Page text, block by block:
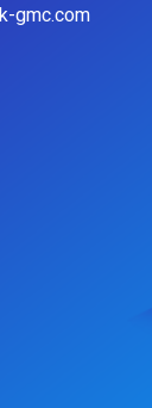
gmc.com